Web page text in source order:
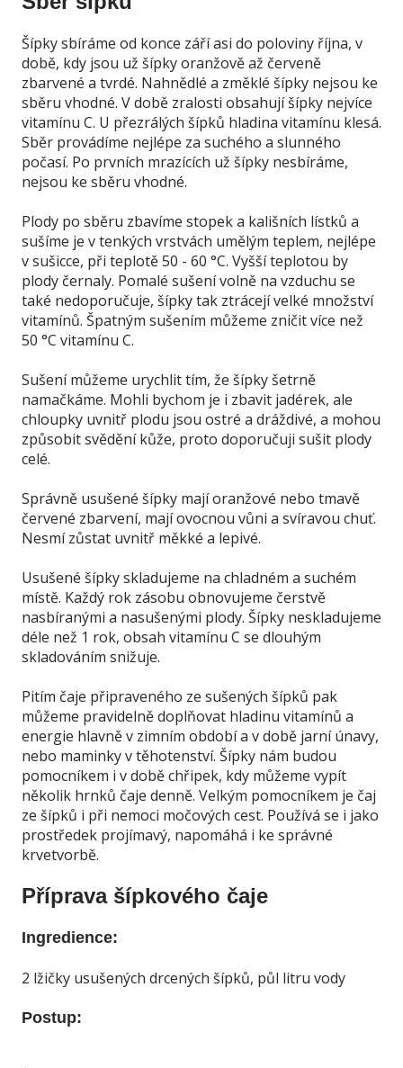
Šípky sbíráme od konce září asi do poloviny října, v
době, kdy jsou už šípky oranžově až červeně
zbarvené a tvrdé. Nahnědlé a změklé šípky nejsou ke
sběru vhodné. V době zralosti obsahují šípky nejvíce
vitamínu C. U přezrálých šípků hladina vitamínu klesá.
Sběr provádíme nejlépe za suchého a slunného
počasí. Po prvních mrazících už šípky nesbíráme,
nejsou ke sběru vhodné.
Plody po sběru zbavíme stopek a kališních lístků a
sušíme je v tenkých vrstvách umělým teplem, nejlépe
v sušicce, při teplotě 50 - 60 °C. Vyšší teplotou by
plody černaly. Pomalé sušení volně na vzduchu se
také nedoporučuje, šípky tak ztrácejí velké množství
vitamínů. Špatným sušením můžeme zničit více než
50 °C vitamínu C.
Sušení můžeme urychlit tím, že šípky šetrně
namačkáme. Mohli bychom je i zbavit jadérek, ale
chloupky uvnitř plodu jsou ostré a dráždivé, a mohou
způsobit svědění kůže, proto doporučuji sušit plody
celé.
Správně usušené šípky mají oranžové nebo tmavě
červené zbarvení, mají ovocnou vůni a svíravou chuť.
Nesmí zůstat uvnitř měkké a lepivé.
Usušené šípky skladujeme na chladném a suchém
místě. Každý rok zásobu obnovujeme čerstvě
nasbíranými a nasušenými plody. Šípky neskladujeme
déle než 1 rok, obsah vitamínu C se dlouhým
skladováním snižuje.
Pitím čaje připraveného ze sušených šípků pak
můžeme pravidelně doplňovat hladinu vitamínů a
energie hlavně v zimním období a v době jarní únavy,
nebo maminky v těhotenství. Šípky nám budou
pomocníkem i v době chřipek, kdy můžeme vypít
několik hrnků čaje denně. Velkým pomocníkem je čaj
ze šípků i při nemoci močových cest. Používá se i jako
prostředek projímavý, napomáhá i ke správné
krvetvorbě.
Příprava šípkového čaje
Ingredience:
2 lžičky usušených drcených šípků, půl litru vody
Postup: